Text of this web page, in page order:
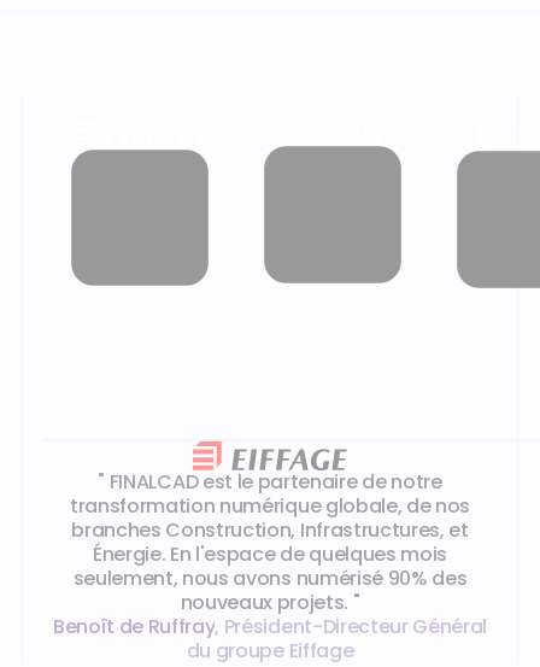
" FINALCAD est le partenaire de notre
transformation numérique globale, de nos
branches Construction, Infrastructures, et
Énergie. En l'espace de quelques mois
seulement, nous avons numérisé 90% des
nouveaux projets. "
Benoît de Ruffray, Président-Directeur Général
du groupe Eiffage